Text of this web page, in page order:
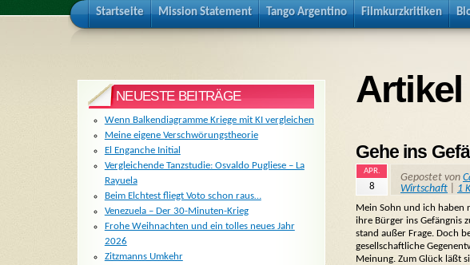
Startseite Mission Statement Tango Argentino Filmkurzkritiken
Gehe ins
APR.
8
Gepostet von
Wirtschaft
1
Mein Sohn und ich haben
ihre Bürger ins Gefängnis
stand außer Frage. Doch
gesellschaftliche
Meinung. Zum Glück läßt
NEUESTE BEITRÄGE
Wenn Balkendiagramme Kriege mit KI vergleichen
Meine eigene Verschwörungstheorie
El Enganche Initial
Vergleichende Tanzstudie: Osvaldo Pugliese – La
Rayuela
Beim Elchtest fliegt Voto schon raus…
Venezuela – Der 30-Minuten-Krieg
Frohe Weihnachten und ein tolles neues Jahr
2026
Zitzmanns Umkehr